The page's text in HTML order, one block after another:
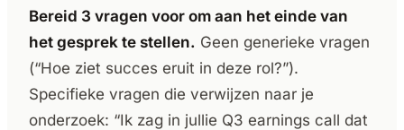
Bereid 3 vragen voor om aan het einde van
het gesprek te stellen. Geen generieke vragen
(“Hoe ziet succes eruit in deze rol?”).
Specifieke vragen die verwijzen naar je
onderzoek: “Ik zag in jullie Q3 earnings call dat